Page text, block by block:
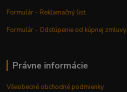
Formulár - Reklamačný list
Formulár - Odstúpenie od kúpnej zmluvy
Právne informácie
Všeobecné obchodné podmienky